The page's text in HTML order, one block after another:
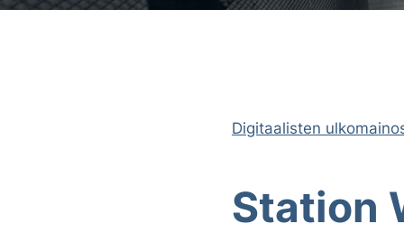
Digitaalisten
Station